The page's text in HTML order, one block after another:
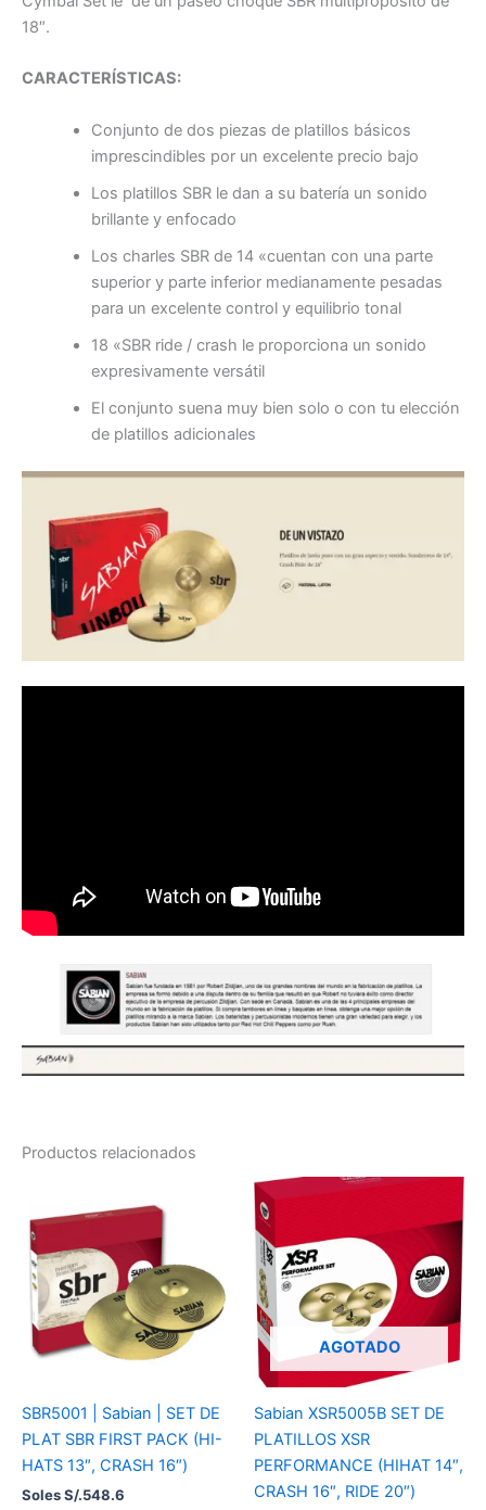
18″.
CARACTERÍSTICAS:
Conjunto de dos piezas de platillos básicos
imprescindibles por un excelente precio bajo
Los platillos SBR le dan a su batería un sonido
brillante y enfocado
Los charles SBR de 14 «cuentan con una parte
superior y parte inferior medianamente pesadas
para un excelente control y equilibrio tonal
18 «SBR ride / crash le proporciona un sonido
expresivamente versátil
El conjunto suena muy bien solo o con tu elección
de platillos adicionales
Productos relacionados
SBR5001 | Sabian | SET DE
PLAT SBR FIRST PACK (HI-
HATS 13″, CRASH 16″)
Soles S/.548.6
AGOTADO
Sabian XSR5005B SET DE
PLATILLOS XSR
PERFORMANCE (HIHAT 14″,
CRASH 16″, RIDE 20″)